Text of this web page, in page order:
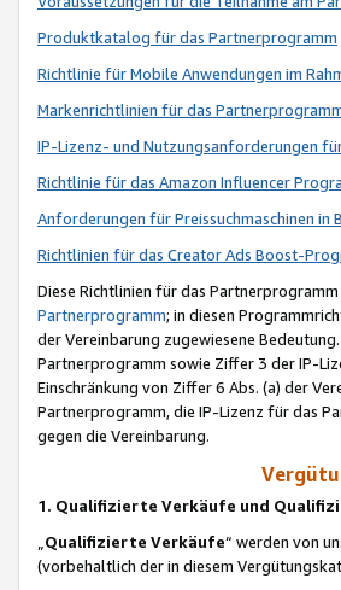
Produktkatalog für das Partnerprogramm
Richtlinie für Mobile Anwendungen im
Markenrichtlinien für das
IP-Lizenz- und Nutzungsanforderungen
Richtlinie für das Amazon Influencer
Anforderungen für Preissuchmaschinen
Richtlinien für das Creator Ads Boost-
Diese Richtlinien für das Partnerprogramm
Partnerprogramm; in diesen
der Vereinbarung zugewiesene
Partnerprogramm sowie Ziffer 3 der IP-
Einschränkung von Ziffer 6 Abs. (a) der
Partnerprogramm, die IP-Lizenz für das
gegen die Vereinbarung.
1. Qualifizierte Verkäufe und
Qualifizierte Verkäufe“ werden von
(vorbehaltlich der in diesem